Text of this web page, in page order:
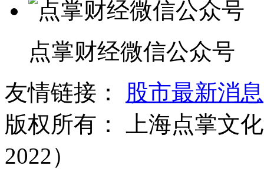
点掌财经微信公众号
友情链接：
股市最新消息
版权所有：
上海点掌文
2022）